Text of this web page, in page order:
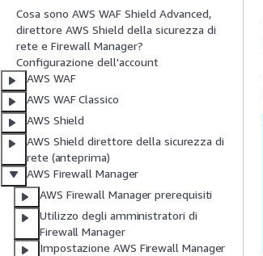
Cosa sono AWS WAF Shield Advanced,
direttore AWS Shield della sicurezza di
rete e Firewall Manager?
Configurazione dell'account
AWS WAF
AWS WAF Classico
AWS Shield
AWS Shield direttore della sicurezza di
rete (anteprima)
AWS Firewall Manager
AWS Firewall Manager prerequisiti
Utilizzo degli amministratori di
Firewall Manager
Impostazione AWS Firewall Manager